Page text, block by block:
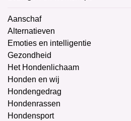
Aanschaf
Alternatieven
Emoties en intelligentie
Gezondheid
Het Hondenlichaam
Honden en wij
Hondengedrag
Hondenrassen
Hondensport